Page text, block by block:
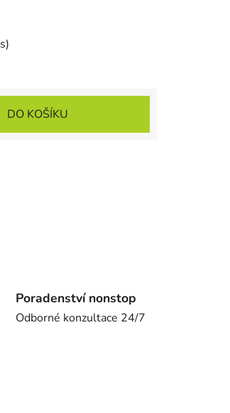
DO KOŠÍKU
Poradenství nonstop
Odborné konzultace 24/7